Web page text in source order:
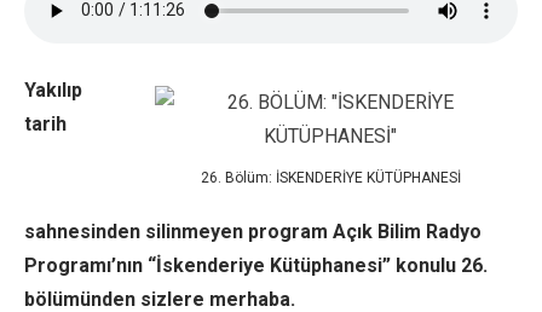
26. Bölüm: İSKENDERİYE KÜTÜPHANESİ
Yakılıp
tarih
sahnesinden silinmeyen program Açık Bilim Radyo
Programı’nın “İskenderiye Kütüphanesi” konulu 26.
bölümünden sizlere merhaba.